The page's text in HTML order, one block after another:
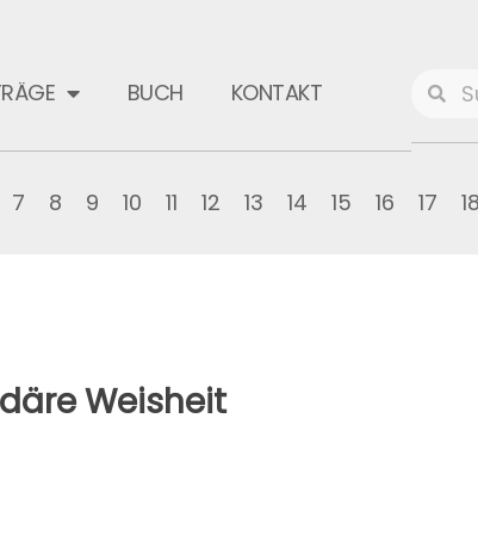
BUCH KONTAKT
7 8 9 10 11 12 13 14 15 16 17 18
Weisheit